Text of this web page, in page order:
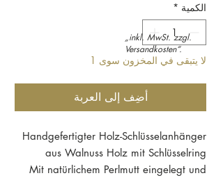
الكمية *
لا يتبقى في المخزون سوى 1
أضِف إلى العربة
Handgefertigter Holz-Schlüsselanhänger
aus Walnuss Holz mit Schlüsselring
Mit natürlichem Perlmutt eingelegt und
„inkl. MwSt. zzgl.
Versandkosten“.